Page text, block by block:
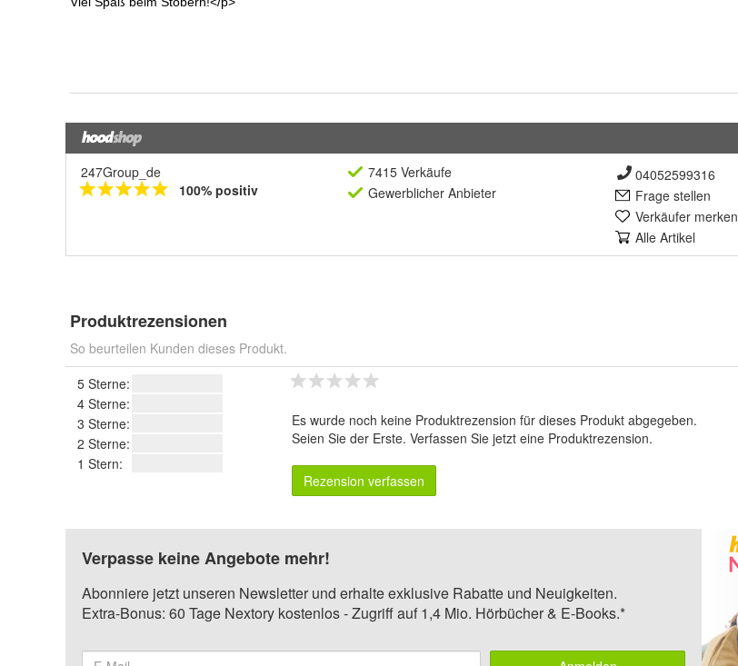
247Group_de
100% positiv
7415 Verkäufe
Gewerblicher Anbieter
04052599316
Frage stellen
Verkäufer merken
Alle Artikel
Produktrezensionen
So beurteilen Kunden dieses Produkt.
5 Sterne:
4 Sterne:
3 Sterne:
2 Sterne:
1 Stern:
Es wurde noch keine Produktrezension für dieses Produkt abgegeben.
Seien Sie der Erste. Verfassen Sie jetzt eine Produktrezension.
Rezension verfassen
Verpasse keine Angebote mehr!
Abonniere jetzt unseren Newsletter und erhalte exklusive Rabatte und Neuigkeiten.
Extra-Bonus: 60 Tage Nextory kostenlos - Zugriff auf 1,4 Mio. Hörbücher & E-Books.*